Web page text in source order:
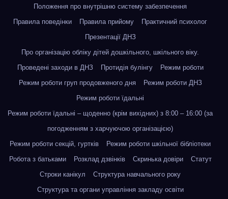
Положення про внутрішню систему забезпечення
Правила поведінки
Правила прийому
Практичний психолог
Презентації ДНЗ
Про організацію обліку дітей дошкільного, шкільного віку.
Проведені заходи в ДНЗ
Протидія булінгу
Режим роботи
Режим роботи груп продовженого дня
Режим роботи ДНЗ
Режим роботи їдальні
Режим роботи їдальні – щоденно (крім вихідних) з 8:00 – 16:00 (за
погодженням з харчуючою організацією)
Режим роботи секцій, гуртків
Режим роботи шкільної бібліотеки
Робота з батьками
Розклад дзвінків Скринька довіри
Статут
Строки канікул
Структура навчального року
Структура та органи управління закладу освіти